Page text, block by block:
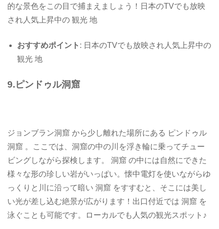
的な景色をこの目で捕まえましょう！日本のTVでも放映
され人気上昇中の 観光 地
おすすめポイント : 日本のTVでも放映され人気上昇中の
観光 地
9.ピンドゥル洞窟
ジョンブラン洞窟 から少し離れた場所にある ピンドゥル
洞窟 。ここでは、洞窟の中の川を浮き輪に乗ってチュー
ビングしながら探検します。 洞窟 の中には自然にできた
様々な形の珍しい岩がいっぱい。懐中電灯を使いながらゆ
っくりと川に沿って暗い 洞窟 をすすむと、そこには美し
い光が差し込む絶景が広がります！出口付近では 洞窟 を
泳ぐことも可能です。ローカルでも人気の観光スポット♪